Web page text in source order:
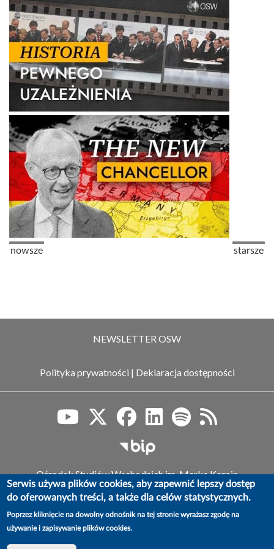
Stronicowanie
Poprzednia strona
nowsze starsze
NEWSLETTER OSW
Polityka prywatności | Deklaracja dostępności
Biuletyn Informacji
Ośrodek Studiów Wschodnich im. Marka Karpia
ul. Koszykowa 6a, 00-564 Warszawa,
tel.: (+48) 22 525 80 00, faks: (+48) 22 525 80 40
e-mail: info@osw.waw.pl
Serwis używa plików cookies, aby zapewnić lepszy dostęp
do oferowanych treści, a także dla celów statystycznych.
Poprzez kliknięcie na dowolny odnośnik na tej stronie wyrażasz zgodę na
używanie i zapisywanie plików cookies.